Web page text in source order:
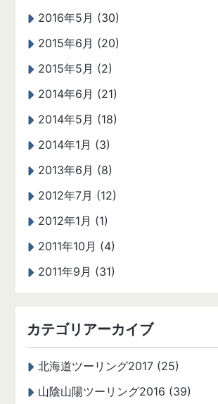
2016年5月 (30)
2015年6月 (20)
2015年5月 (2)
2014年6月 (21)
2014年5月 (18)
2014年1月 (3)
2013年6月 (8)
2012年7月 (12)
2012年1月 (1)
2011年10月 (4)
2011年9月 (31)
カテゴリアーカイブ
北海道ツーリング2017 (25)
山陰山陽ツーリング2016 (39)